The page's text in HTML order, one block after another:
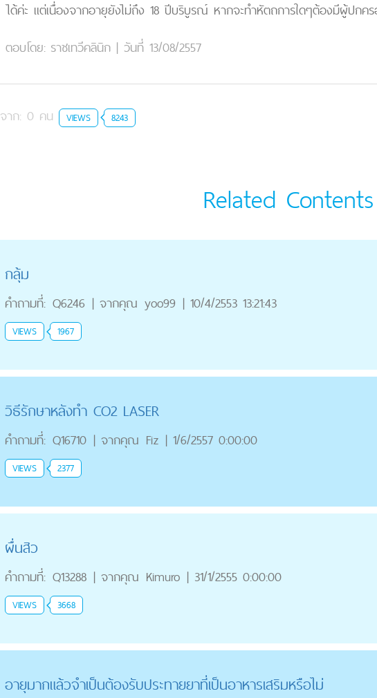
ได้ค่ะ แต่เนื่องจากอายุยังไม่ถึง 18 ปีบริบูรณ์ หากจะทำหัตถการใดๆต้องมีผู้ปกค
ตอบโดย: ราชเทวีคลินิก | วันที่ 13/08/2557
จาก: 0 คน VIEWS 8243
Related Contents
กลุ้ม
คำถามที่: Q6246 | จากคุณ yoo99 | 10/4/2553 13:21:43
VIEWS 1967
วิธีรักษาหลังทำ CO2 LASER
คำถามที่: Q16710 | จากคุณ Fiz | 1/6/2557 0:00:00
VIEWS 2377
ผื่นสิว
คำถามที่: Q13288 | จากคุณ Kimuro | 31/1/2555 0:00:00
VIEWS 3668
อายุมากแล้วจำเป็นต้องรับประทายยาที่เป็นอาหารเสริมหรือไม่